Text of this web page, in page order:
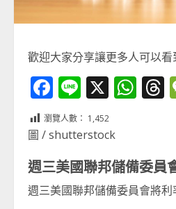
歡迎大家分享讓更多人可以看
Facebook
Line
X
瀏覽人數： 1,452
圖 / shutterstock
週三美國聯邦儲備委員
週三美國聯邦儲備委員會將利